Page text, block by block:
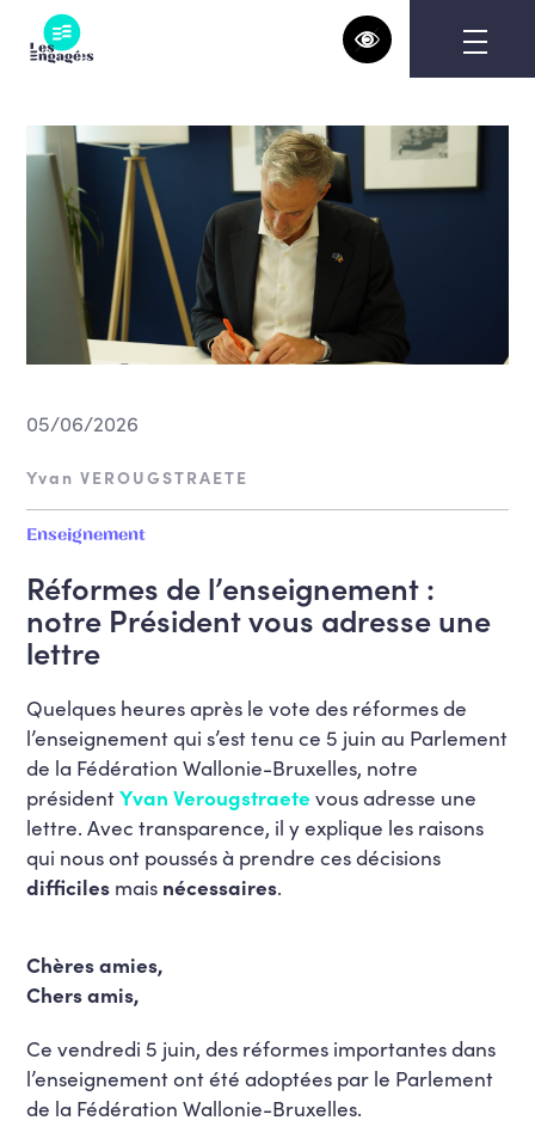
content
05/06/2026
Enseignement
Yvan VEROUGSTRAETE
Réformes de l’enseignement :
notre Président vous adresse une
lettre
Quelques heures après le vote des réformes de
l’enseignement qui s’est tenu ce 5 juin au Parlement
de la Fédération Wallonie-Bruxelles, notre
présidentYvan Verougstraete vous adresse une
lettre. Avec transparence, il y explique les raisons
qui nous ont poussés à prendre ces décisions
difficiles mais nécessaires.
Chères amies,
Chers amis,
Ce vendredi 5 juin, des réformes importantes dans
l’enseignement ont été adoptées par le Parlement
de la Fédération Wallonie-Bruxelles.